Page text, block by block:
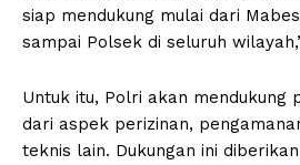
siap mendukung mulai dari
sampai Polsek di seluruh
Untuk itu, Polri akan mendukung
dari aspek perizinan,
teknis lain. Dukungan ini